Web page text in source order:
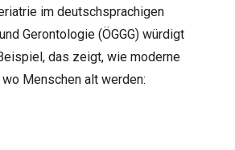
im deutschsprachigen
Gerontologie (ÖGGG) würdigt
das zeigt, wie moderne
Menschen alt werden: